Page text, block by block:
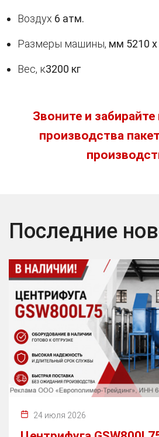
Воздух 6 атм.
Размеры машины, мм 5210
Вес, к3200 кг
Звоните и
производства
Последние
24 июля 2026